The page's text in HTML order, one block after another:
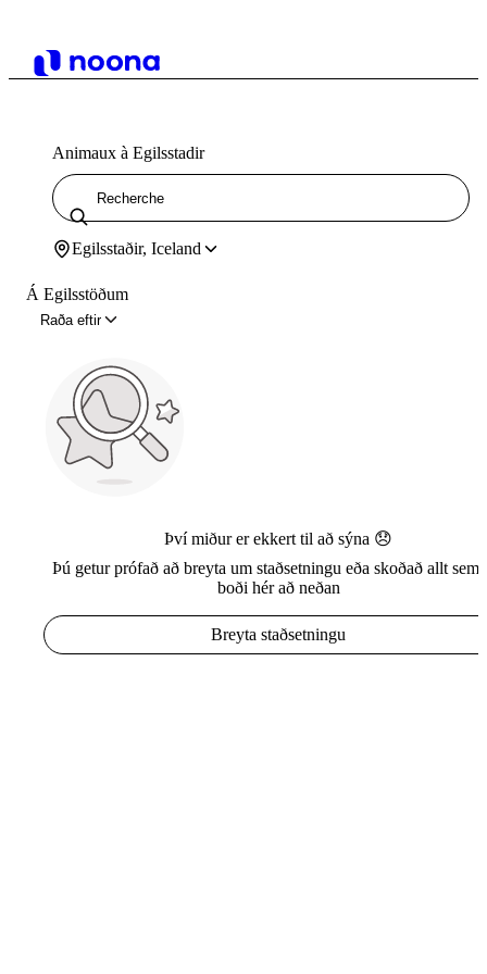
Animaux à Egilsstadir
Egilsstaðir, Iceland
Á Egilsstöðum
Raða eftir
Því miður er ekkert til að sýna 😞
Þú getur prófað að breyta um staðsetningu eða skoðað allt sem
boði hér að neðan
Breyta staðsetningu